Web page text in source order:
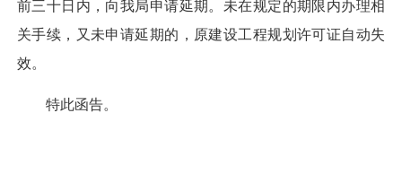
前三十日内，向我局申请延期。未在规定的期限内办理相
关手续，又未申请延期的，原建设工程规划许可证自动失
效。
特此函告。